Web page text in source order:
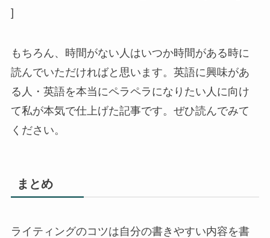
]
もちろん、時間がない人はいつか時間がある時に
読んでいただければと思います。英語に興味があ
る人・英語を本当にペラペラになりたい人に向け
て私が本気で仕上げた記事です。ぜひ読んでみて
ください。
まとめ
ライティングのコツは自分の書きやすい内容を書